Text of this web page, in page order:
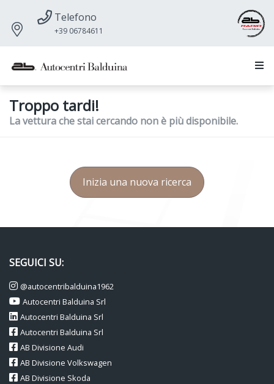
Telefono
+39 06784611
Troppo tardi!
La vettura che stai cercando non è più disponibile.
Inizia una nuova ricerca
SEGUICI SU:
@autocentribalduina1962
Autocentri Balduina Srl
Autocentri Balduina Srl
Autocentri Balduina Srl
AB Divisione Audi
AB Divisione Volkswagen
AB Divisione Skoda